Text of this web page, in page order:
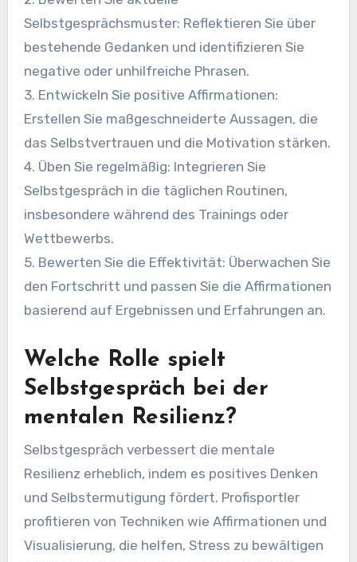
Selbstgesprächsmuster: Reflektieren Sie über
bestehende Gedanken und identifizieren Sie
negative oder unhilfreiche Phrasen.
3. Entwickeln Sie positive Affirmationen:
Erstellen Sie maßgeschneiderte Aussagen, die
das Selbstvertrauen und die Motivation stärken.
4. Üben Sie regelmäßig: Integrieren Sie
Selbstgespräch in die täglichen Routinen,
insbesondere während des Trainings oder
Wettbewerbs.
5. Bewerten Sie die Effektivität: Überwachen Sie
den Fortschritt und passen Sie die Affirmationen
basierend auf Ergebnissen und Erfahrungen an.
Welche Rolle spielt
Selbstgespräch bei der
mentalen Resilienz?
Selbstgespräch verbessert die mentale
Resilienz erheblich, indem es positives Denken
und Selbstermutigung fördert. Profisportler
profitieren von Techniken wie Affirmationen und
Visualisierung, die helfen, Stress zu bewältigen